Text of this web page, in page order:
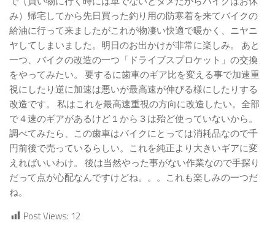
み）帰宅してから先日買った釣り用の防寒着を来てバイクの
給油に行って来ましたがこれが物凄い快適で暖かく、ニヤニ
ヤしてしまいました。明日のお出かけが非常に楽しみ。 あと
一つ、バイクの改造の一つ「ドライブスプロケット」の交換
をやってみたい。 要するに歯車のギア比を変える事で加速重
視にしたり逆に加速は悪いが最高速が伸びる様にしたりする
改造です。 私はこれを最高速重視の方向に改造したい。全部
で４速のギアがあるけど１から３は殆ど使っていないから。
調べてみたら、この歯車はバイクにとっては消耗品なので千
円前後で売っているらしい。これを純正より大きいギアに変
えればいいわけ。 後は当然やった事がない作業なので手探り
だって点が心配なんですけどね。。。これも楽しみの一つだ
ね。
Post Views: 12